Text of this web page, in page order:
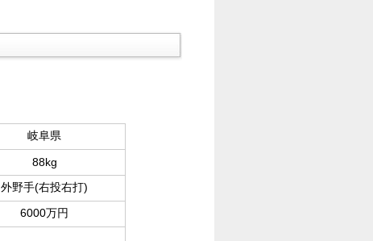
岐阜県
88kg
外野手(右投右打)
6000万円